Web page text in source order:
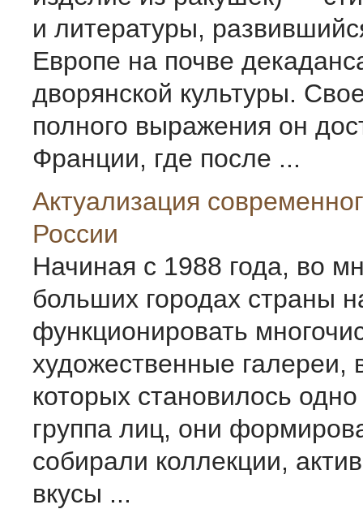
и литературы,
Европе на почве
дворянской культуры.
полного выражения он
Франции, где после ...
Актуализация
России
Начиная с 1988 года, во
больших городах страны
функционировать
художественные галереи,
которых становилось
группа лиц, они
собирали коллекции,
вкусы ...